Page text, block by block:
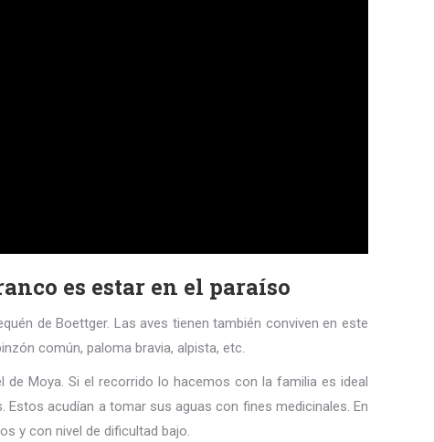
es estar en el paraíso
de Boettger. Las aves tienen también conviven en este
común, paloma bravia, alpista, etc.
de Moya. Si el recorrido lo hacemos con la familia es ideal
acudían a tomar sus aguas con fines medicinales. En
y con nivel de dificultad bajo.